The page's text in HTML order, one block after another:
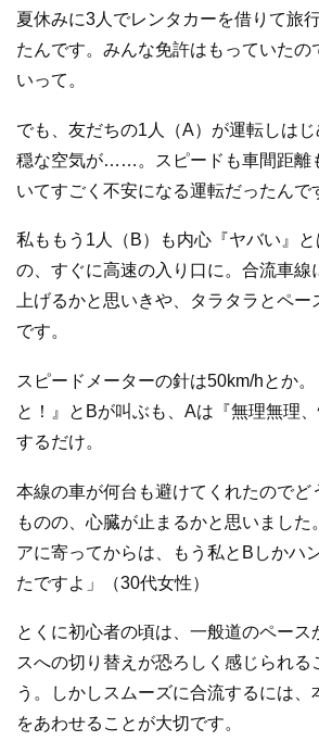
夏休みに3人でレンタカーを借りて旅
たんです。みんな免許はもっていたの
いって。
でも、友だちの1人（A）が運転しは
穏な空気が……。スピードも車間距離
いてすごく不安になる運転だったんで
私ももう1人（B）も内心『ヤバい』
の、すぐに高速の入り口に。合流車線
上げるかと思いきや、タラタラとペー
です。
スピードメーターの針は50km/hとか
と！』とBが叫ぶも、Aは『無理無理
するだけ。
本線の車が何台も避けてくれたのでど
ものの、心臓が止まるかと思いました
アに寄ってからは、もう私とBしかハ
たですよ」（30代女性）
とくに初心者の頃は、一般道のペース
スへの切り替えが恐ろしく感じられる
う。しかしスムーズに合流するには
をあわせることが大切です。